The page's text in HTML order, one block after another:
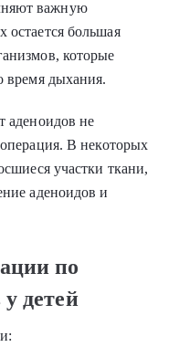
важную
большая
которые
время дыхания.
аденоидов не
В некоторых
участки ткани,
аденоидов и
по
детей